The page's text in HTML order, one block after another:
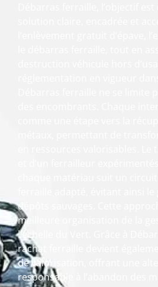
dépôts sauvages. Cette
meilleure organisation de la
l’échelle du Vert. Grâce à
rachat ferraille devient
de valorisation, offrant une
responsable à l’abandon des